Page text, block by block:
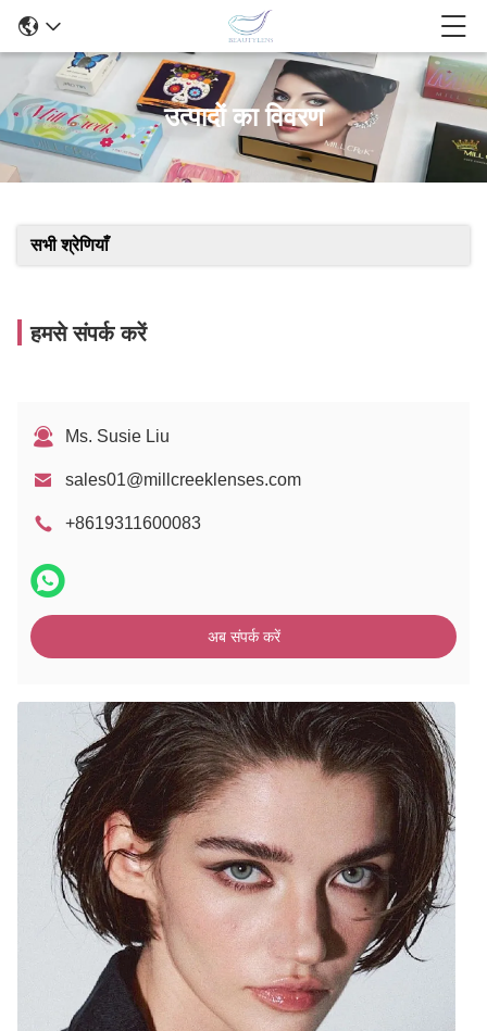
उत्पादों का विवरण
सभी श्रेणियाँ
हमसे संपर्क करें
Ms. Susie Liu
sales01@millcreeklenses.com
+8619311600083
अब संपर्क करें